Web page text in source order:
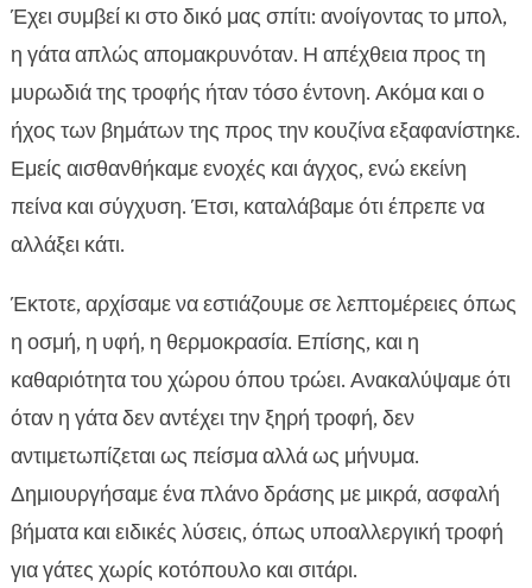
 Εισαγωγή: από την αποστροφή στη χαρά του
γεύματος
Γιατί μερικές γάτες αηδιάζουν από μυρωδιές
Σημάδια ότι το γεύμα προκαλεί αηδία ή άγχος
Η πρώτη μας αξιολόγηση: πώς προσεγγίζουμε
το πρόβλημα
 η γάτα αηδιάζει με την ξηρά τροφή
Πώς βελτιώνουμε την οσμή και την
ελκυστικότητα του γεύματος
Ρουτίνα σίτισης: θερμοκρασία, μπολ,
καθαριότητα, χώρος

Διατροφικές ευαισθησίες και υποαλλεργικές
λύσεις
 Τα προϊόντα CricksyCat στην πράξη
 Jasper ξηρά τροφή: σολομός υποαλλεργικός ή
αρνί κλασικό
Έχει συμβεί κι στο δικό μας σπίτι: ανοίγοντας το μπολ,
η γάτα απλώς απομακρυνόταν. Η απέχθεια προς τη
μυρωδιά της τροφής ήταν τόσο έντονη. Ακόμα και ο
ήχος των βημάτων της προς την κουζίνα εξαφανίστηκε.
Εμείς αισθανθήκαμε ενοχές και άγχος, ενώ εκείνη
πείνα και σύγχυση. Έτσι, καταλάβαμε ότι έπρεπε να
αλλάξει κάτι.
Έκτοτε, αρχίσαμε να εστιάζουμε σε λεπτομέρειες όπως
η οσμή, η υφή, η θερμοκρασία. Επίσης, και η
καθαριότητα του χώρου όπου τρώει. Ανακαλύψαμε ότι
όταν η γάτα δεν αντέχει την ξηρή τροφή, δεν
αντιμετωπίζεται ως πείσμα αλλά ως μήνυμα.
Δημιουργήσαμε ένα πλάνο δράσης με μικρά, ασφαλή
βήματα και ειδικές λύσεις, όπως υποαλλεργική τροφή
για γάτες χωρίς κοτόπουλο και σιτάρι.